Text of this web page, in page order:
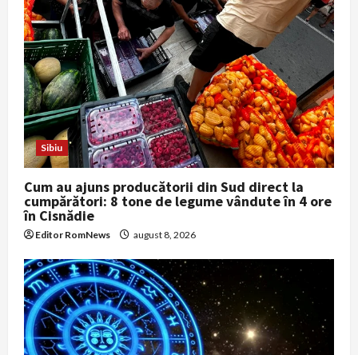
Sibiu
Cum au ajuns producătorii din Sud direct la
cumpărători: 8 tone de legume vândute în 4 ore
în Cisnădie
Editor RomNews august 8, 2026